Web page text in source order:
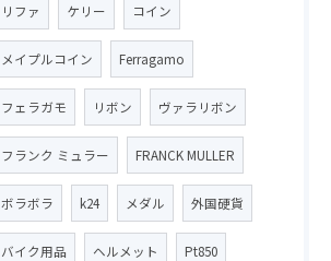
リファ ケリー コイン
メイプルコイン Ferragamo
フェラガモ リボン ヴァラリボン
フランク ミュラー FRANCK MULLER
ボラボラ k24 メダル 外国硬貨
バイク用品 ヘルメット Pt850